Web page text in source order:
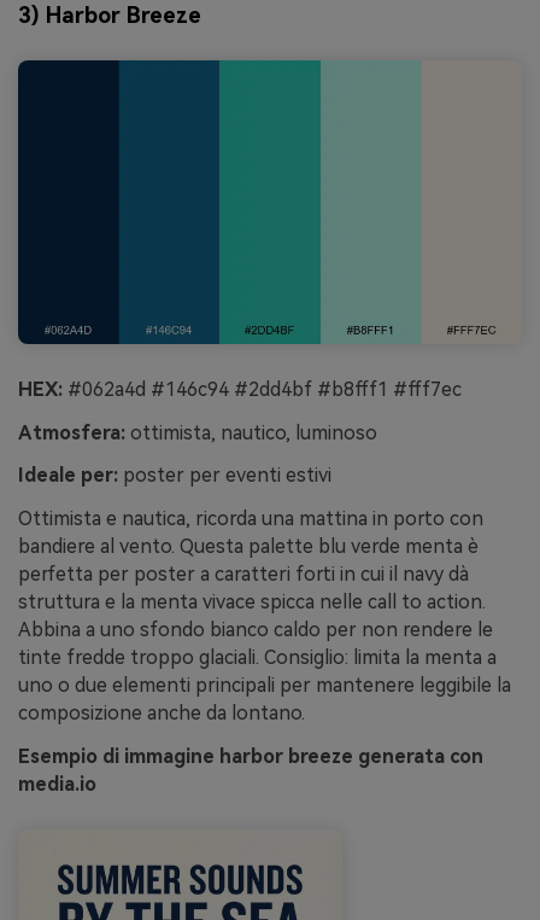
3) Harbor Breeze
HEX: #062a4d #146c94 #2dd4bf #b8fff1 #fff7ec
Atmosfera: ottimista, nautico, luminoso
Ideale per: poster per eventi estivi
Ottimista e nautica, ricorda una mattina in porto con
bandiere al vento. Questa palette blu verde menta è
perfetta per poster a caratteri forti in cui il navy dà
struttura e la menta vivace spicca nelle call to action.
Abbina a uno sfondo bianco caldo per non rendere le
tinte fredde troppo glaciali. Consiglio: limita la menta a
uno o due elementi principali per mantenere leggibile la
composizione anche da lontano.
Esempio di immagine harbor breeze generata con
media.io